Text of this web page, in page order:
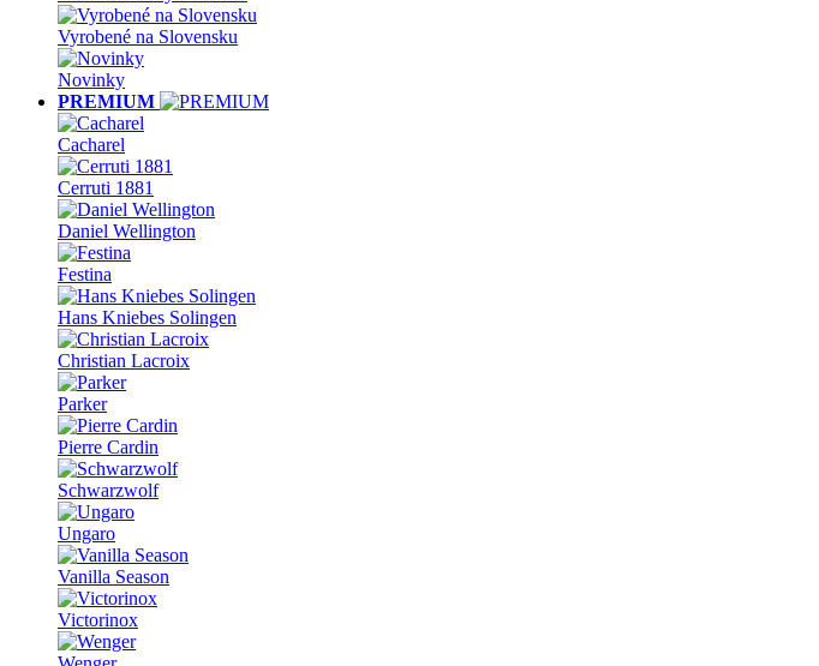
Vyrobené na Slovensku
Novinky
PREMIUM
Cacharel
Cerruti 1881
Daniel Wellington
Festina
Hans Kniebes Solingen
Christian Lacroix
Parker
Pierre Cardin
Schwarzwolf
Ungaro
Vanilla Season
Victorinox